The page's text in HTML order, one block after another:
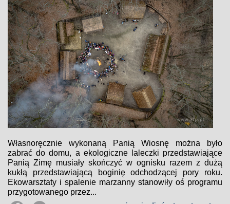
Własnoręcznie wykonaną Panią Wiosnę można było
zabrać do domu, a ekologiczne laleczki przedstawiające
Panią Zimę musiały skończyć w ognisku razem z dużą
kukłą przedstawiającą boginię odchodzącej pory roku.
Ekowarsztaty i spalenie marzanny stanowiły oś programu
przygotowanego przez...